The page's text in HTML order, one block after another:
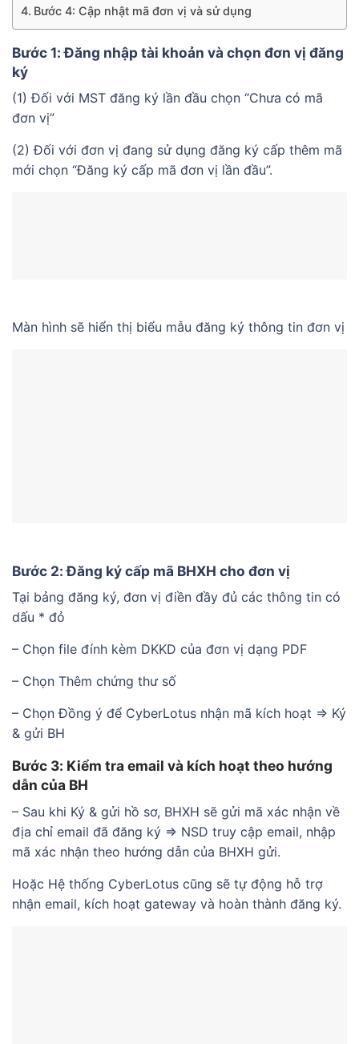
Bước 4: Cập nhật mã đơn vị và sử dụng
Bước 1: Đăng nhập tài khoản và chọn đơn vị đăng
ký
(1) Đối với MST đăng ký lần đầu chọn “Chưa có mã
đơn vị”
(2) Đối với đơn vị đang sử dụng đăng ký cấp thêm mã
mới chọn “Đăng ký cấp mã đơn vị lần đầu”.
Màn hình sẽ hiển thị biểu mẫu đăng ký thông tin đơn vị
Bước 2: Đăng ký cấp mã BHXH cho đơn vị
Tại bảng đăng ký, đơn vị điền đầy đủ các thông tin có
dấu * đỏ
– Chọn file đính kèm DKKD của đơn vị dạng PDF
– Chọn Thêm chứng thư số
– Chọn Đồng ý để CyberLotus nhận mã kích hoạt => Ký
& gửi BH
Bước 3: Kiểm tra email và kích hoạt theo hướng
dẫn của BH
– Sau khi Ký & gửi hồ sơ, BHXH sẽ gửi mã xác nhận về
địa chỉ email đã đăng ký => NSD truy cập email, nhập
mã xác nhận theo hướng dẫn của BHXH gửi.
Hoặc Hệ thống CyberLotus cũng sẽ tự động hỗ trợ
nhận email, kích hoạt gateway và hoàn thành đăng ký.